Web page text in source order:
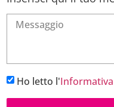
Ho letto l'